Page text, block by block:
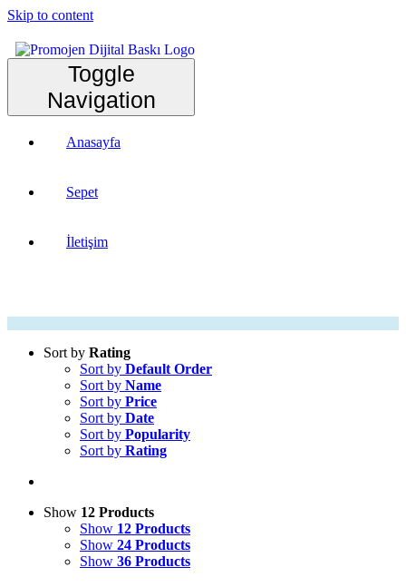
Skip to content
Toggle
Navigation
Anasayfa
Sepet
İletişim
Sort by Rating
Sort by Default Order
Sort by Name
Sort by Price
Sort by Date
Sort by Popularity
Sort by Rating
Show 12 Products
Show 12 Products
Show 24 Products
Show 36 Products